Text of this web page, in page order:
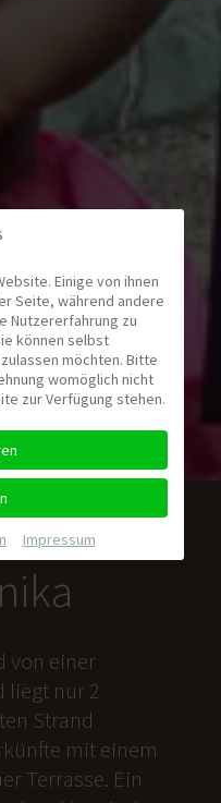
von einer
liegt nur 2
Strand
mit einem
Terrasse. Ein
Einige von ihnen
Seite, während andere
Nutzererfahrung zu
können selbst
möchten. Bitte
womöglich nicht
zur Verfügung stehen.
Impressum